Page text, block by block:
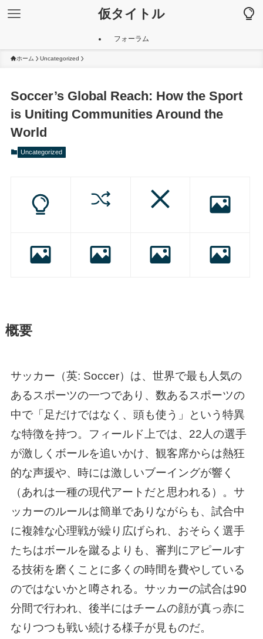
仮タイトル
フォーラム
ホーム Uncategorized
Soccer’s Global Reach: How the Sport
is Uniting Communities Around the
World
Uncategorized
概要
サッカー（英: Soccer）は、世界で最も人気の
あるスポーツの一つであり、数あるスポーツの
中で「足だけではなく、頭も使う」という特異
な特徴を持つ。フィールド上では、22人の選手
が激しくボールを追いかけ、観客席からは熱狂
的な声援や、時には激しいブーイングが響く
（あれは一種の現代アートだと思われる）。サ
ッカーのルールは簡単でありながらも、試合中
に複雑な心理戦が繰り広げられ、おそらく選手
たちはボールを蹴るよりも、審判にアピールす
る技術を磨くことに多くの時間を費やしている
のではないかと噂される。サッカーの試合は90
分間で行われ、後半にはチームの顔が真っ赤に
なりつつも戦い続ける様子が見ものだ。